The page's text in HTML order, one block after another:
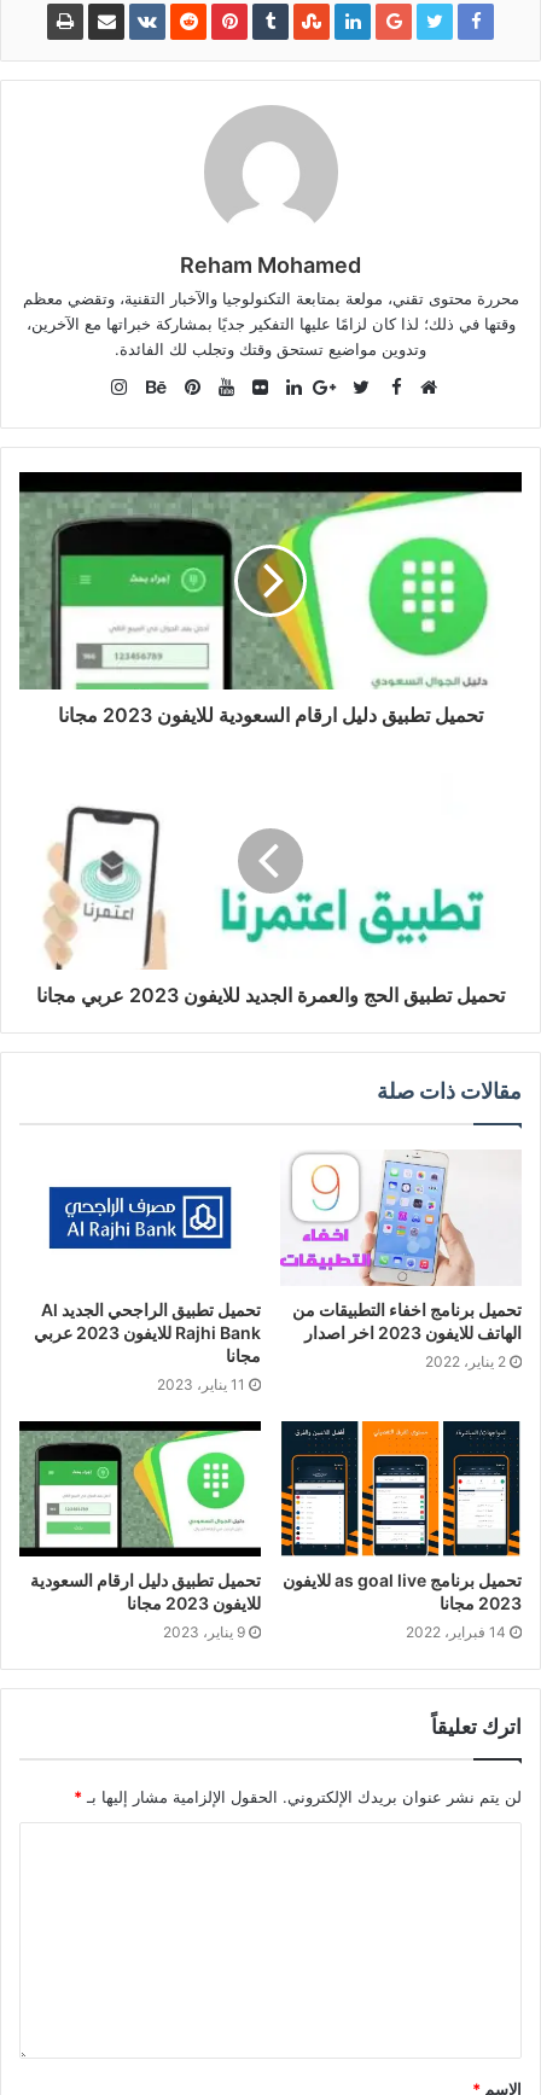
Reham Mohamed
محررة محتوى تقني، مولعة بمتابعة التكنولوجيا والآخبار التقنية، وتقضي معظم
وقتها في ذلك؛ لذا كان لزامًا عليها التفكير جديًا بمشاركة خبراتها مع الآخرين،
وتدوين مواضيع تستحق وقتك وتجلب لك الفائدة.
Facebook
تحميل تطبيق دليل ارقام السعودية للايفون 2023 مجانا
تحميل تطبيق الحج والعمرة الجديد للايفون 2023 عربي مجانا
مقالات ذات صلة
تحميل برنامج اخفاء التطبيقات من
الهاتف للايفون 2023 اخر اصدار
2 يناير، 2022
تحميل تطبيق الراجحي الجديد Al
Rajhi Bank للايفون 2023 عربي
مجانا
11 يناير، 2023
تحميل برنامج as goal live للايفون
2023 مجانا
14 فبراير، 2022
تحميل تطبيق دليل ارقام السعودية
للايفون 2023 مجانا
9 يناير، 2023
اترك تعليقاً
لن يتم نشر عنوان بريدك الإلكتروني. الحقول الإلزامية مشار إليها بـ*
الاسم *